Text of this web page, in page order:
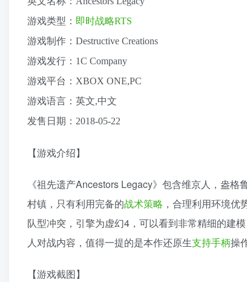
游戏类型： 即时战略RTS
游戏制作：Destructive Creations
游戏发行：1C Company
游戏平台：XBOX ONE,PC
游戏语言：英文,中文
发售日期：2018-05-22
【游戏介绍】
《祖先遗产Ancestors Legacy》包含维京人，盎
村镇，只有利用完备的战术策略 ，合理利用环境优
队型冲突，引擎为虚幻4，可以看到非常精细的建
人对战内容，值得一提的是本作还原生支持手柄操
【游戏截图】